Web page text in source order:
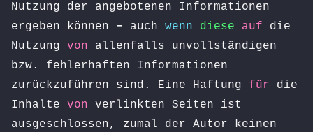
Nutzung der angebotenen Informationen
ergeben können – auch wenn diese auf die
Nutzung von allenfalls unvollständigen
bzw. fehlerhaften Informationen
zurückzuführen sind. Eine Haftung für die
Inhalte von verlinkten Seiten ist
ausgeschlossen, zumal der Autor keinen